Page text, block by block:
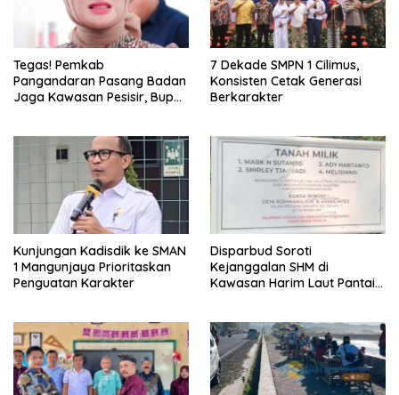
Tegas! Pemkab
Pangandaran Pasang Badan
Jaga Kawasan Pesisir, Bupati
7 Dekade SMPN 1 Cilimus,
Konsisten Cetak Generasi
Berkarakter
Kunjungan Kadisdik ke SMAN
1 Mangunjaya Prioritaskan
Penguatan Karakter
Disparbud Soroti
Kejanggalan SHM di
Kawasan Harim Laut Pantai